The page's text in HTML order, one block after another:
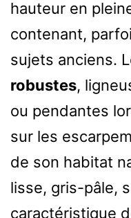
hauteur en
contenant,
sujets anciens.
robustes,
ou pendantes
sur les
de son habitat
lisse, gris-pâle,
caractéristique